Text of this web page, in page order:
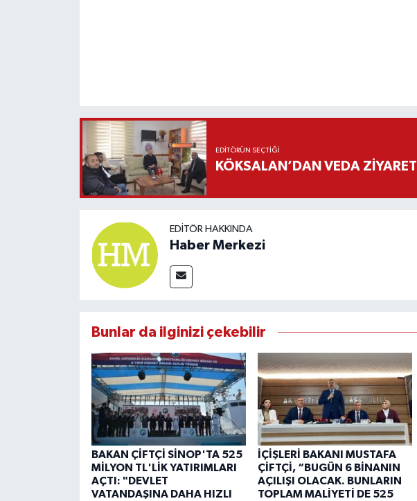
EDITÖRÜN SEÇTIĞI
KÖKSALAN’DAN VEDA ZİYARETİ
EDITÖR HAKKINDA
Haber Merkezi
Bunlar da ilginizi çekebilir
BAKAN ÇİFTÇİ SİNOP'TA 525
MİLYON TL'LİK YATIRIMLARI
AÇTI: "DEVLET
VATANDAŞINA DAHA HIZLI
İÇİŞLERİ BAKANI MUSTAFA
ÇİFTÇİ, “BUGÜN 6 BİNANIN
AÇILIŞI OLACAK. BUNLARIN
TOPLAM MALİYETİ DE 525